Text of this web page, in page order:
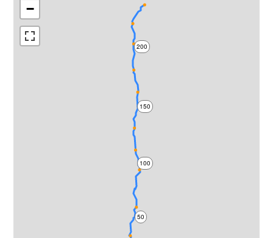
50
100
150
200
−